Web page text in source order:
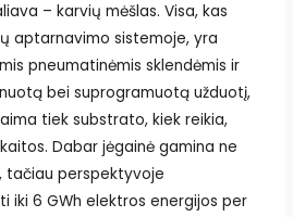
– karvių mėšlas. Visa, kas
aptarnavimo sistemoje, yra
pneumatinėmis sklendėmis ir
bei suprogramuotą užduotį,
tiek substrato, kiek reikia,
Dabar jėgainė gamina ne
tačiau perspektyvoje
iki 6 GWh elektros energijos per